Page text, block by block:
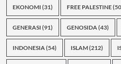
EKONOMI (31) FREE PALESTINE
GENERASI (91) GENOSIDA(43)
INDONESIA(54) ISLAM(212)